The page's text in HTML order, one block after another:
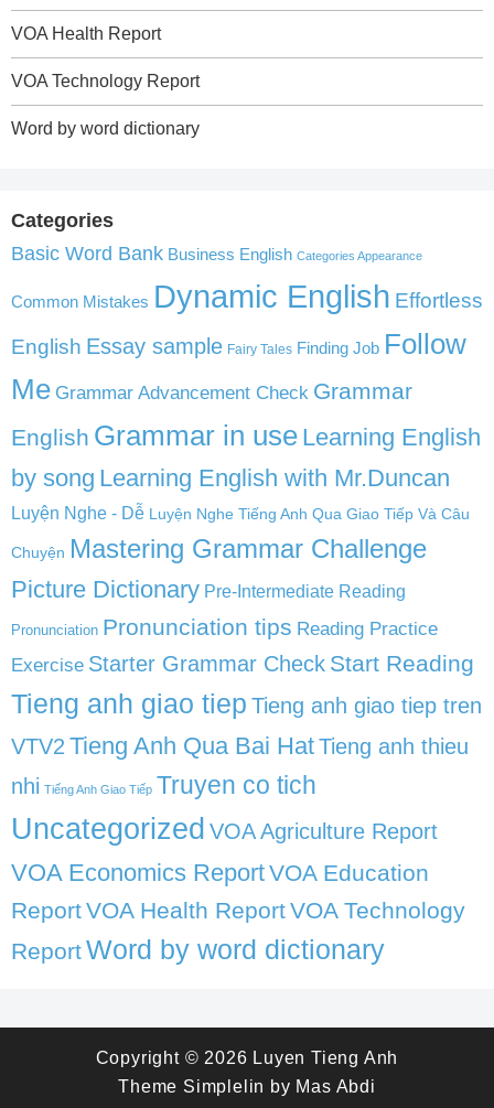
VOA Health Report
VOA Technology Report
Word by word dictionary
Categories
Basic Word Bank Business English Categories Appearance
Common Mistakes Dynamic English Effortless
English Essay sample Fairy Tales Finding Job Follow
Me Grammar Advancement Check Grammar
English Grammar in use Learning English
by song Learning English with Mr.Duncan
Luyện Nghe - Dễ Luyện Nghe Tiếng Anh Qua Giao Tiếp Và Câu
Chuyện Mastering Grammar Challenge
Picture Dictionary Pre-Intermediate Reading
Pronunciation Pronunciation tips Reading Practice
Exercise Starter Grammar Check Start Reading
Tieng anh giao tiep Tieng anh giao tiep tren
VTV2 Tieng Anh Qua Bai HatTieng anh thieu
nhi Tiếng Anh Giao Tiếp Truyen co tich
Uncategorized VOA Agriculture Report
VOA Economics ReportVOA Education
ReportVOA Health ReportVOA Technology
ReportWord by word dictionary
Copyright © 2026 Luyen Tieng Anh
Theme Simplelin by Mas Abdi